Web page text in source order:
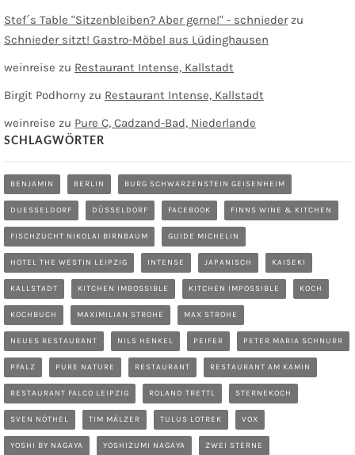
Stef´s Table "Sitzenbleiben? Aber gerne!" - schniederzu
Schnieder sitzt! Gastro-Möbel aus Lüdinghausen
weinreise zu Restaurant Intense, Kallstadt
Birgit Podhorny zu Restaurant Intense, Kallstadt
weinreise zu Pure C, Cadzand-Bad, Niederlande
SCHLAGWÖRTER
BENJAMIN BERLIN BURG SCHWARZENSTEIN GEISENHEIM
DUESSELDORF DÜSSELDORF FACEBOOK FINNS WINE & KITCHEN
FISCHZUCHT NIKOLAI BIRNBAUM GUIDE MICHELIN
HOTEL THE WESTIN LEIPZIG INTENSE JAPANISCH KAISEKI
KALLSTADT KITCHEN IMBOSSIBLE KITCHEN IMPOSSIBLE KOCH
KOCHBUCH MAXIMILIAN STROHE MAX STROHE
NEUES RESTAURANT NILS HENKEL PEIFER PETER MARIA SCHNURR
PFALZ PURE NATURE RESTAURANT RESTAURANT AM KAMIN
RESTAURANT FALCO LEIPZIG ROLAND TRETTL STERNEKOCH
SVEN NÖTHEL TIM MÄLZER TULUS LOTREK VOX
YOSHI BY NAGAYA YOSHIZUMI NAGAYA ZWEI STERNE